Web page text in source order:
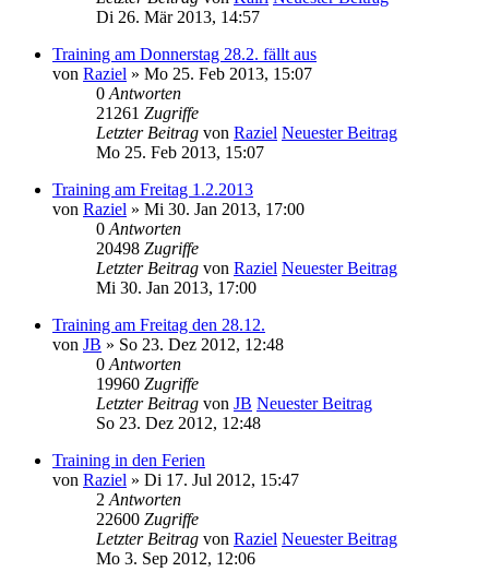
Di 26. Mär 2013, 14:57
Training am Donnerstag 28.2. fällt aus
von Raziel » Mo 25. Feb 2013, 15:07
0 Antworten
21261 Zugriffe
Letzter Beitrag von Raziel Neuester Beitrag
Mo 25. Feb 2013, 15:07
Training am Freitag 1.2.2013
von Raziel » Mi 30. Jan 2013, 17:00
0 Antworten
20498 Zugriffe
Letzter Beitrag von Raziel Neuester Beitrag
Mi 30. Jan 2013, 17:00
Training am Freitag den 28.12.
von JB » So 23. Dez 2012, 12:48
0 Antworten
19960 Zugriffe
Letzter Beitrag von JB Neuester Beitrag
So 23. Dez 2012, 12:48
Training in den Ferien
von Raziel » Di 17. Jul 2012, 15:47
2 Antworten
22600 Zugriffe
Letzter Beitrag von Raziel Neuester Beitrag
Mo 3. Sep 2012, 12:06